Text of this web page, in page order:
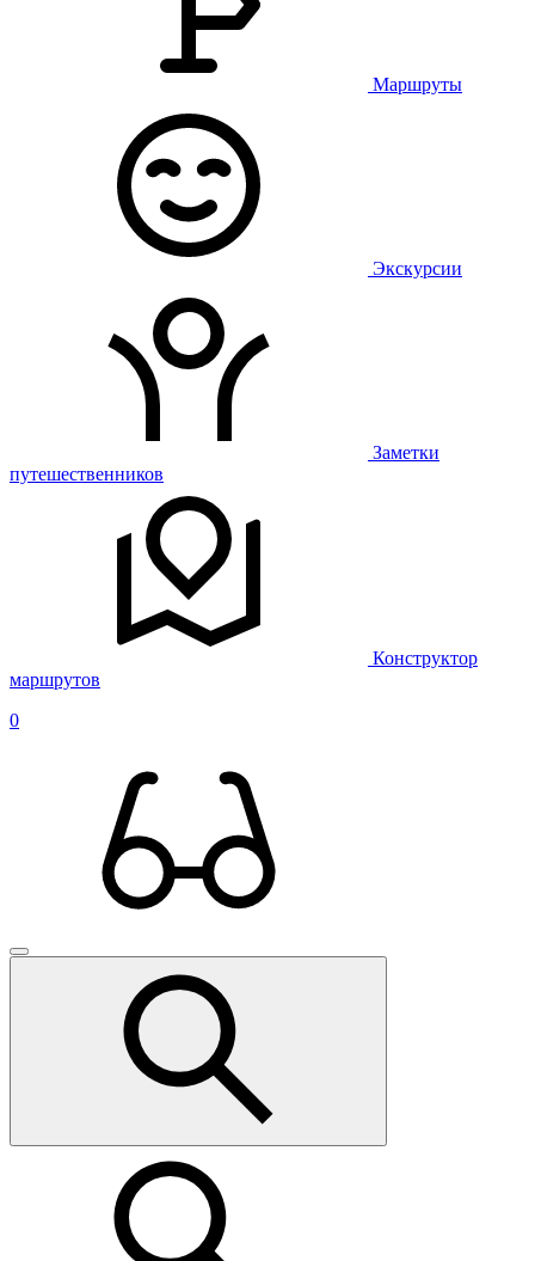
Маршруты
Экскурсии
Заметки
путешественников
Конструктор
маршрутов
0